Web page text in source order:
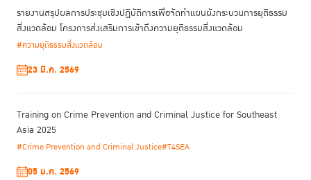
รายงานสรุปผลการประชุมเชิงปฏิบัติการเพื่อจัดทําแผนผังกระบวนการยุติธรรม
สิ่งแวดล้อม โครงการส่งเสริมการเข้าถึงความยุติธรรมสิ่งแวดล้อม
#ความยุติธรรมสิ่งแวดล้อม
23 มี.ค. 2569
Training on Crime Prevention and Criminal Justice for Southeast
Asia 2025
#Crime Prevention and Criminal Justice#T4SEA
05 ม.ค. 2569